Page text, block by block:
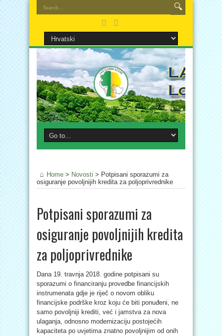
Home > Novosti > Potpisani sporazumi za
osiguranje povoljnijih kredita za poljoprivrednike
Potpisani sporazumi za
osiguranje povoljnijih kredita
za poljoprivrednike
Dana 19. travnja 2018. godine potpisani su
sporazumi o financiranju provedbe financijskih
instrumenata gdje je riječ o novom obliku
financijske podrške kroz koju će biti ponuđeni, ne
samo povoljniji krediti, već i jamstva za nova
ulaganja, odnosno modernizaciju postojećih
kapaciteta po uvjetima znatno povoljnijim od onih